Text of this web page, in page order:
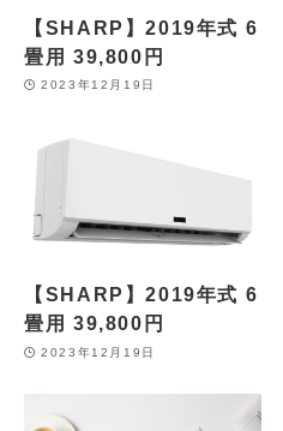
【SHARP】2019年式 6
畳用 39,800円
2023年12月19日
【SHARP】2019年式 6
畳用 39,800円
2023年12月19日